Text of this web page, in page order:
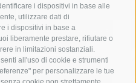
i dispositivi in base alle
utilizzare dati di
i dispositivi in base a
liberamente prestare, rifiutare o
in limitazioni sostanziali.
all'uso di cookie e strumenti
per personalizzare le tue
ordinanza
polizia municipale
sant'agnello
temporali
treni